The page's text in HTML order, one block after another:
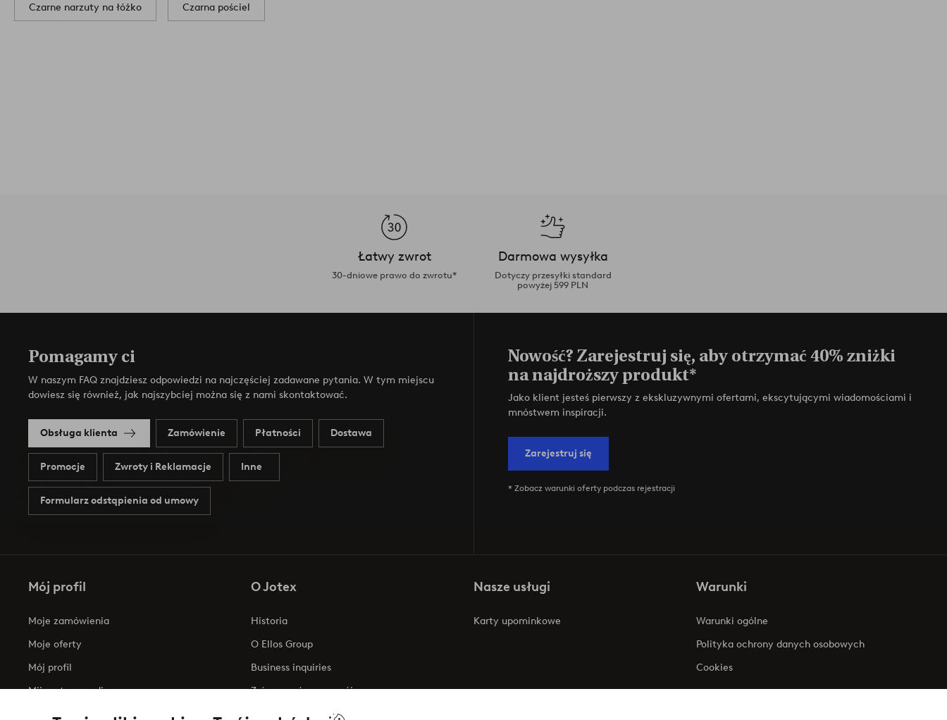
Czarne narzuty na łóżko Czarna pościel
Łatwy zwrot
30-dniowe prawo do zwrotu*
Darmowa wysyłka
Dotyczy przesyłki standard
powyżej 599 PLN
Pomagamy ci
W naszym FAQ znajdziesz odpowiedzi na najczęściej zadawane pytania. W tym miejscu
dowiesz się również, jak najszybciej można się z nami skontaktować.
Obsługa klienta Zamówienie Płatności Dostawa
Promocje Zwroty i Reklamacje Inne
Formularz odstąpienia od umowy
Nowość? Zarejestruj się, aby otrzymać 40% zniżki
na najdroższy produkt*
Jako klient jesteś pierwszy z ekskluzywnymi ofertami, ekscytującymi wiadomościami i
mnóstwem inspiracji.
Zarejestruj się
* Zobacz warunki oferty podczas rejestracji
Mój profil
Moje zamówienia
Moje oferty
Mój profil
Mijn retourzendingen
O Jotex
Historia
O Ellos Group
Business inquiries
Zrównoważony rozwój
Oświadczenie o dostępności
Nasze usługi
Karty upominkowe
Warunki
Warunki ogólne
Polityka ochrony danych osobowych
Cookies